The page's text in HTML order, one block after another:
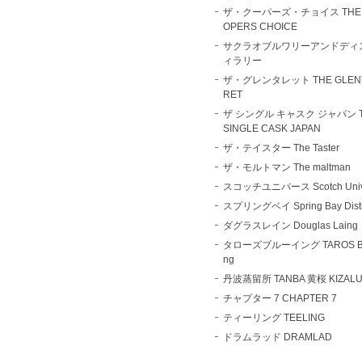
ザ・クーパーズ・チョイス
OPERS CHOICE
サクラオブルワリーアンドディ
ィラリー
ザ・グレンタレット THE
RET
ザ シングル キャスク ジャパン
SINGLE CASK JAPAN
ザ・テイスター The Taster
ザ・モルトマン The maltman
スコッチユニバース Scotch
スプリングベイ Spring Bay
ダグラスレイン Douglas Laing
タローズブルーイング TAROS
ng
丹波蒸留所 TANBA 黄桜
チャプター 7 CHAPTER 7
ティーリング TEELING
ドラムラッド DRAMLAD